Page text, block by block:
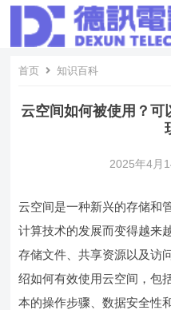
首页 知识百科
云空间如何被使用？
2025年4月
云空间是一种新兴的存储和
计算技术的发展而变得越来
存储文件、共享资源以及访
绍如何有效使用云空间，包
本的操作步骤、数据安全性